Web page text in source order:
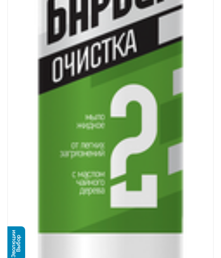
В
ы
б
о
р
Э
в
о
л
ю
ц
и
и